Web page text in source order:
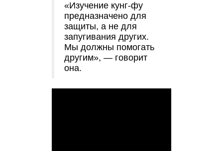
«Изучение кунг-фу
предназначено для
защиты, а не для
запугивания других.
Мы должны помогать
другим», — говорит
она.